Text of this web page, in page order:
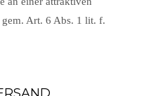
gem. Art. 6 Abs. 1 lit. f.